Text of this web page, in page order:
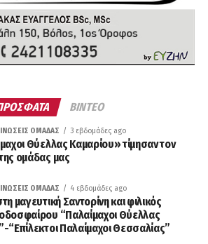
ΒΙΝΤΕΟ
ΟΜΆΔΑΣ 3 εβδομάδες ago
Θύελλας Καμαρίου» τίμησαν τον
ομάδας μας
ΟΜΆΔΑΣ 4 εβδομάδες ago
μαγευτική Σαντορίνη και φιλικός
“Παλαίμαχοι Θύελλας
“Επίλεκτοι Παλαίμαχοι Θεσσαλίας”